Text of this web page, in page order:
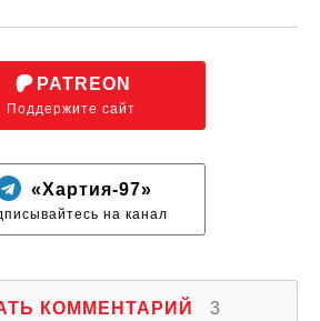
PATREON
Поддержите сайт
«Хартия-97»
на канал
КОММЕНТАРИЙ 3